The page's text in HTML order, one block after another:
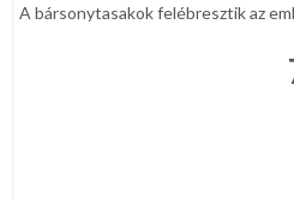
A bársonytasakok felébresztik az